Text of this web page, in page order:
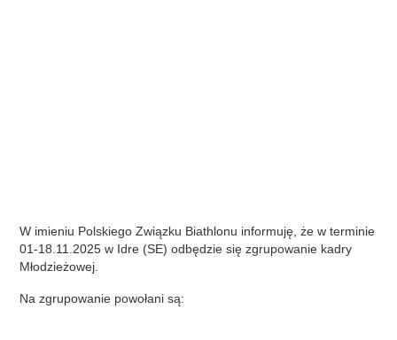
W imieniu Polskiego Związku Biathlonu informuję, że w terminie
01-18.11.2025 w Idre (SE) odbędzie się zgrupowanie kadry
Młodzieżowej.
Na zgrupowanie powołani są: